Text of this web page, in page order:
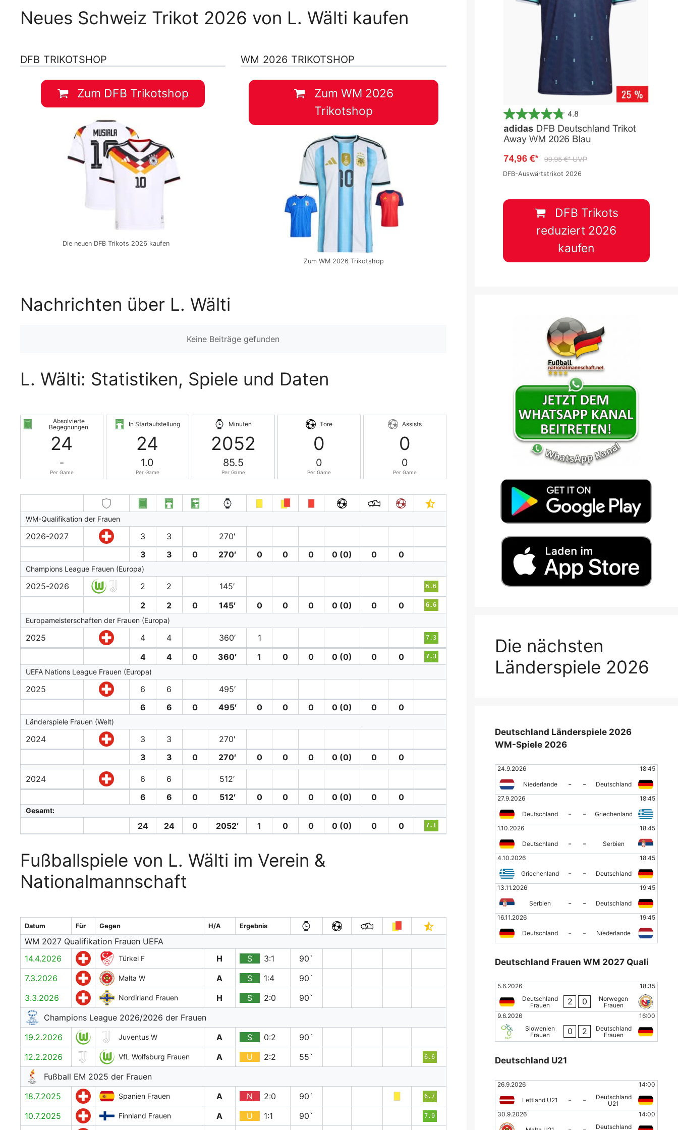
Neues Schweiz Trikot 2026 von L. Wälti kaufen
DFB TRIKOTSHOP
Zum DFB Trikotshop
Die neuen DFB Trikots 2026 kaufen
WM 2026 TRIKOTSHOP
Zum WM 2026
Trikotshop
Zum WM 2026 Trikotshop
Nachrichten über L. Wälti
Keine Beiträge gefunden
L. Wälti: Statistiken, Spiele und Daten
Absolvierte
Begegnungen
24
-
Per Game
In Startaufstellung
24
1.0
Per Game
Minuten
2052
85.5
Per Game
Tore
0
0
Per Game
Assists
0
0
Per Game
WM-Qualifikation der Frauen
2026-2027 3 3
270′
3
3 0 270′ 0 0 0 0 (0) 0 0
Champions League Frauen (Europa)
2025-2026 2 2 145′ 6.6
2 2 0 145′ 0 0 0 0 (0) 0 0 6.6
Europameisterschaften der Frauen (Europa)
2025 4 4 360′ 1 7.3
4 4 0 360′ 1 0 0 0 (0) 0 0 7.3
UEFA Nations League Frauen (Europa)
2025 6 6
495′
6
6 0 495′ 0 0 0 0 (0) 0 0
Länderspiele Frauen (Welt)
2024 3 3
270′
3
3 0 270′ 0 0 0 0 (0) 0 0
2024 6 6
512′
6
6 0 512′ 0 0 0 0 (0) 0 0
Gesamt:
24 24 0 2052′ 1 0 0 0 (0) 0 0 7.1
Fußballspiele von L. Wälti im Verein &
Nationalmannschaft
Datum Für Gegen H/A Ergebnis
WM 2027 Qualifikation Frauen UEFA
14.4.2026
Türkei F H S 3:1
90`
7.3.2026
Malta W A S 1:4
90`
3.3.2026
Nordirland Frauen H S 2:0
90`
Champions League 2026/2026 der Frauen
19.2.2026
Juventus W A S 0:2
90`
12.2.2026
VfL Wolfsburg Frauen A U 2:2 55` 6.6
Fußball EM 2025 der Frauen
18.7.2025
Spanien Frauen A N 2:0 90` 6.7
10.7.2025 Finnland Frauen A U 1:1 90` 7.9
DFB-Auswärtstrikot 2026
DFB Trikots
reduziert 2026
kaufen
Die nächsten
Länderspiele 2026
Deutschland Länderspiele 2026
WM-Spiele 2026
24.9.2026 18:45
Niederlande - -
Deutschland
27.9.2026
18:45
Deutschland - -
Griechenland
1.10.2026
18:45
Deutschland - -
Serbien
4.10.2026
18:45
Griechenland - -
Deutschland
13.11.2026
19:45
Serbien - -
Deutschland
16.11.2026
19:45
Deutschland - - Niederlande
Deutschland Frauen WM 2027 Quali
5.6.2026
18:35
Deutschland
Frauen
2 0
Norwegen
Frauen
9.6.2026
16:00
Slowenien
Frauen
0 2
Deutschland
Frauen
Deutschland U21
26.9.2026 14:00
Lettland U21 - -
Deutschland
U21
30.9.2026
14:00
Deutschland